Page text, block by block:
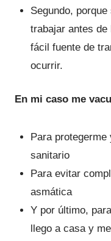
Segundo,
trabajar antes de
fácil fuente de
ocurrir.
En mi caso me
Para
sanitario
Para evitar
asmática
Y por último,
llego a casa y